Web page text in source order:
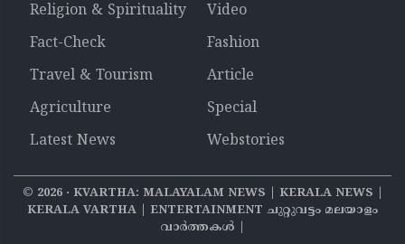
Religion & Spirituality
Video
Fact-Check
Fashion
Travel & Tourism
Article
Agriculture
Special
Latest News
Webstories
© 2026‧ KVARTHA: MALAYALAM NEWS | KERALA NEWS |
KERALA VARTHA | ENTERTAINMENT ചുറ്റുവട്ടം മലയാളം
വാര്‍ത്തകൾ |